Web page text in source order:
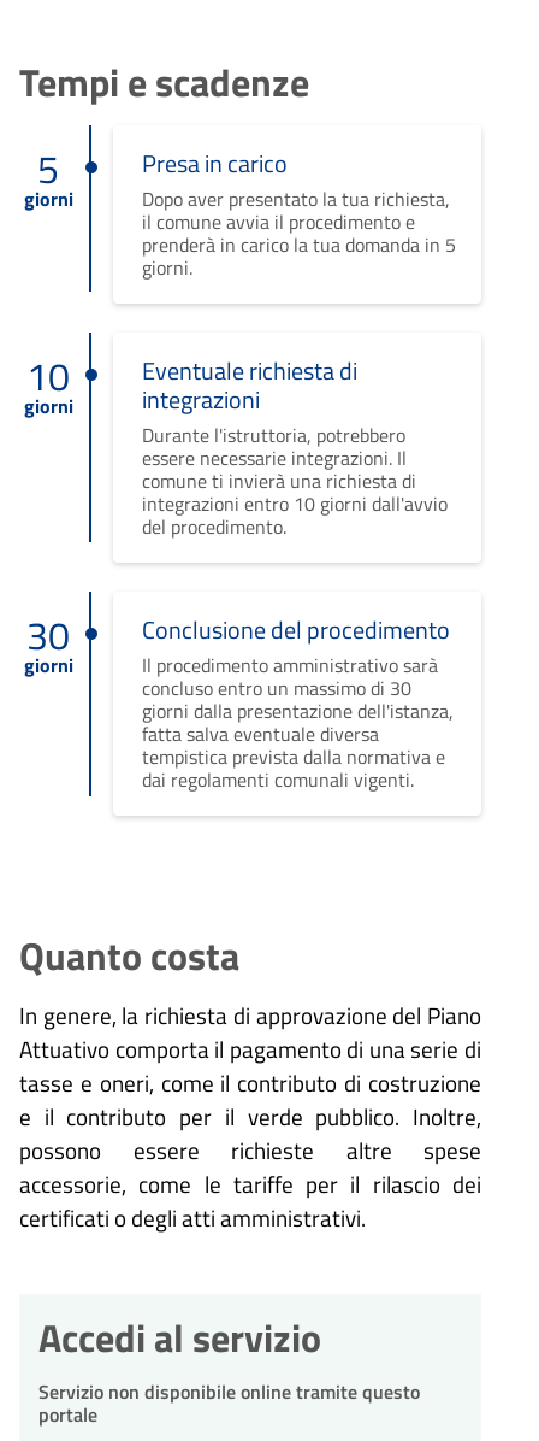
Tempi e scadenze
5
giorni
Presa in carico
Dopo aver presentato la tua richiesta,
il comune avvia il procedimento e
prenderà in carico la tua domanda in 5
giorni.
10
giorni
Eventuale richiesta di
integrazioni
Durante l'istruttoria, potrebbero
essere necessarie integrazioni. Il
comune ti invierà una richiesta di
integrazioni entro 10 giorni dall'avvio
del procedimento.
30
giorni
Conclusione del procedimento
Il procedimento amministrativo sarà
concluso entro un massimo di 30
giorni dalla presentazione dell'istanza,
fatta salva eventuale diversa
tempistica prevista dalla normativa e
dai regolamenti comunali vigenti.
Quanto costa
In genere, la richiesta di approvazione del Piano
Attuativo comporta il pagamento di una serie di
tasse e oneri, come il contributo di costruzione
e il contributo per il verde pubblico. Inoltre,
possono essere richieste altre spese
accessorie, come le tariffe per il rilascio dei
certificati o degli atti amministrativi.
Accedi al servizio
Servizio non disponibile online tramite questo
portale